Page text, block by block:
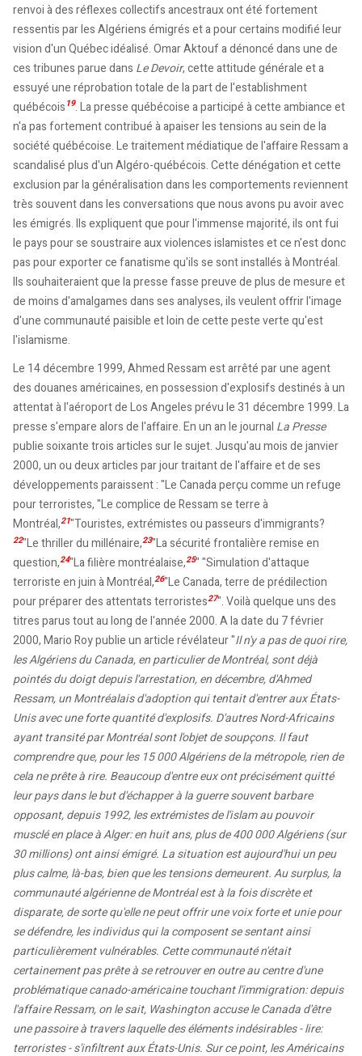
renvoi à des réflexes collectifs ancestraux ont été fortement
ressentis par les Algériens émigrés et a pour certains modifié leur
vision d'un Québec idéalisé. Omar Aktouf a dénoncé dans une de
ces tribunes parue dans Le Devoir, cette attitude générale et a
essuyé une réprobation totale de la part de l'establishment
québécois 19. La presse québécoise a participé à cette ambiance et
n'a pas fortement contribué à apaiser les tensions au sein de la
société québécoise. Le traitement médiatique de l'affaire Ressam a
scandalisé plus d'un Algéro-québécois. Cette dénégation et cette
exclusion par la généralisation dans les comportements reviennent
très souvent dans les conversations que nous avons pu avoir avec
les émigrés. Ils expliquent que pour l'immense majorité, ils ont fui
le pays pour se soustraire aux violences islamistes et ce n'est donc
pas pour exporter ce fanatisme qu'ils se sont installés à Montréal.
Ils souhaiteraient que la presse fasse preuve de plus de mesure et
de moins d'amalgames dans ses analyses, ils veulent offrir l'image
d'une communauté paisible et loin de cette peste verte qu'est
l'islamisme.
Le 14 décembre 1999, Ahmed Ressam est arrêté par une agent
des douanes américaines, en possession d'explosifs destinés à un
attentat à l'aéroport de Los Angeles prévu le 31 décembre 1999. La
presse s'empare alors de l'affaire. En un an le journal La Presse
publie soixante trois articles sur le sujet. Jusqu'au mois de janvier
2000, un ou deux articles par jour traitant de l'affaire et de ses
développements paraissent : "Le Canada perçu comme un refuge
pour terroristes, "Le complice de Ressam se terre à
Montréal,21"Touristes, extrémistes ou passeurs d'immigrants?
22"Le thriller du millénaire,23"La sécurité frontalière remise en
question,24"La filière montréalaise,25" "Simulation d'attaque
terroriste en juin à Montréal,26"Le Canada, terre de prédilection
pour préparer des attentats terroristes27". Voilà quelque uns des
titres parus tout au long de l'année 2000. A la date du 7 février
2000, Mario Roy publie un article révélateur "Il n'y a pas de quoi rire,
les Algériens du Canada, en particulier de Montréal, sont déjà
pointés du doigt depuis l'arrestation, en décembre, d'Ahmed
Ressam, un Montréalais d'adoption qui tentait d'entrer aux États-
Unis avec une forte quantité d'explosifs. D'autres Nord-Africains
ayant transité par Montréal sont l'objet de soupçons. Il faut
comprendre que, pour les 15 000 Algériens de la métropole, rien de
cela ne prête à rire. Beaucoup d'entre eux ont précisément quitté
leur pays dans le but d'échapper à la guerre souvent barbare
opposant, depuis 1992, les extrémistes de l'islam au pouvoir
musclé en place à Alger: en huit ans, plus de 400 000 Algériens (sur
30 millions) ont ainsi émigré. La situation est aujourd'hui un peu
plus calme, là-bas, bien que les tensions demeurent. Au surplus, la
communauté algérienne de Montréal est à la fois discrète et
disparate, de sorte qu'elle ne peut offrir une voix forte et unie pour
se défendre, les individus qui la composent se sentant ainsi
particulièrement vulnérables. Cette communauté n'était
certainement pas prête à se retrouver en outre au centre d'une
problématique canado-américaine touchant l'immigration: depuis
l'affaire Ressam, on le sait, Washington accuse le Canada d'être
une passoire à travers laquelle des éléments indésirables - lire:
terroristes - s'infiltrent aux États-Unis. Sur ce point, les Américains